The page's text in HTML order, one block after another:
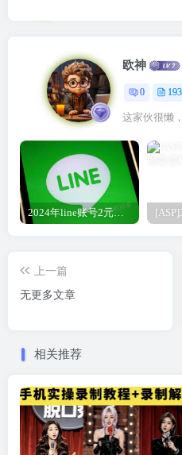
欧神
0 193
这家伙很懒
2024年line账号2元自动发货平台
上一篇
无更多文章
相关推荐